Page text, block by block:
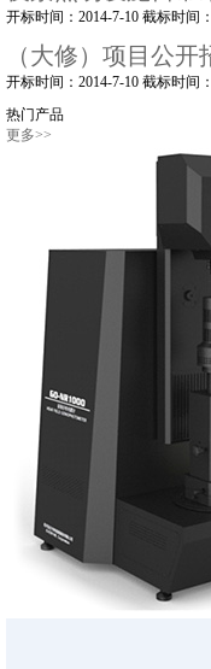
开标时间：2014-7-10 截标时间
（大修）项目公开
开标时间：2014-7-10 截标时间
热门产品
更多>>